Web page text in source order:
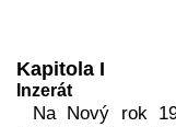
Kapitola I
Inzerát
Na Nový rok